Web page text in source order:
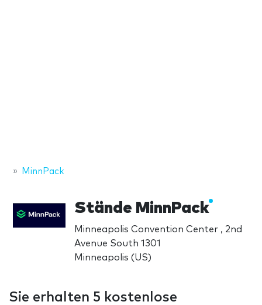
MinnPack
Stände MinnPack
Minneapolis Convention Center , 2nd
Avenue South 1301
Minneapolis (US)
Sie erhalten 5 kostenlose